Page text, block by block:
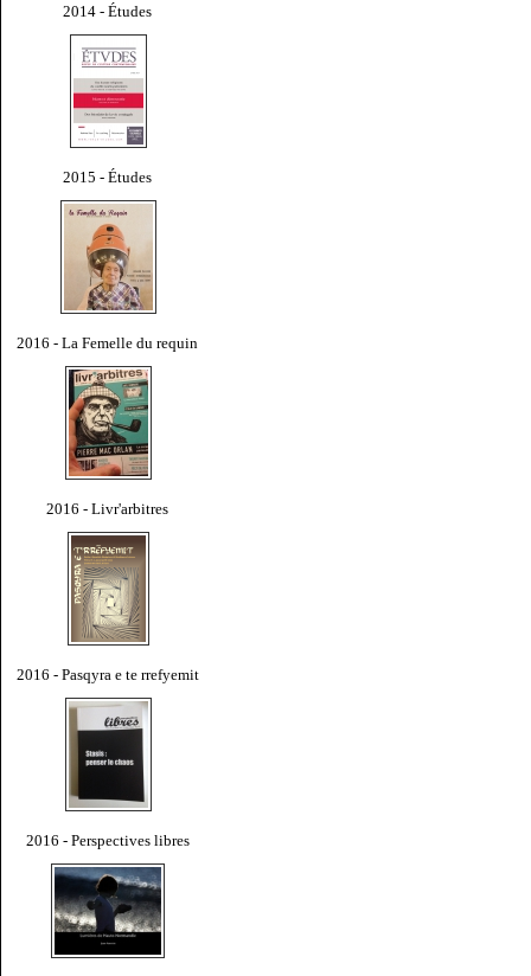
2014 - Études
2015 - Études
2016 - La Femelle du requin
2016 - Livr'arbitres
2016 - Pasqyra e te rrefyemit
2016 - Perspectives libres